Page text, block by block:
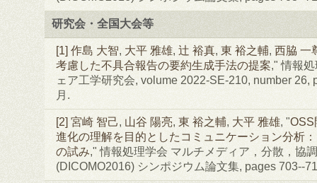
研究会・全国大会等
[1] 作島 大智, 大平 雅雄, 辻 裕真, 東 裕之輔, 西脇 一
考慮した不具合報告の要約生成手法の提案," 情報
ェア工学研究会, volume 2022-SE-210, number 26,
月.
[2] 宮崎 智己, 山谷 陽亮, 東 裕之輔, 大平 雅雄, "OSS
進化の理解を目的としたコミュニケーション分析
の試み," 情報処理学会 マルチメディア，分散，協
(DICOMO2016) シンポジウム論文集, pages 703--